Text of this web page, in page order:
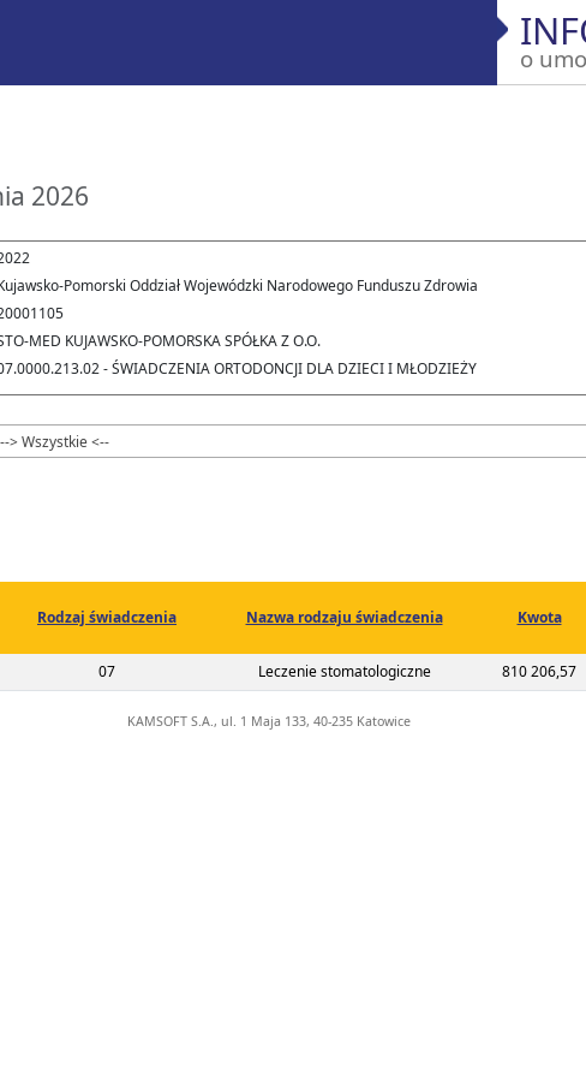
o
2026
Pomorski Oddział Wojewódzki Narodowego Funduszu Zdrowia
MED KUJAWSKO-POMORSKA SPÓŁKA Z O.O.
- ŚWIADCZENIA ORTODONCJI DLA DZIECI I MŁODZIEŻY
--> Wszystkie <--
Rodzaj świadczenia Nazwa rodzaju świadczenia Kwota
00-01105-22-01
07 Leczenie stomatologiczne 810 206,57
KAMSOFT S.A., ul. 1 Maja 133, 40-235 Katowice